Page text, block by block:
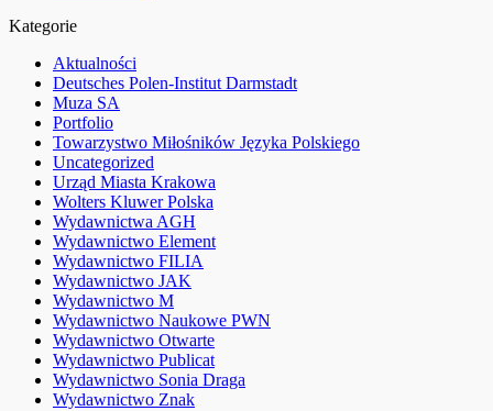
Kategorie
Aktualności
Deutsches Polen-Institut Darmstadt
Muza SA
Portfolio
Towarzystwo Miłośników Języka Polskiego
Uncategorized
Urząd Miasta Krakowa
Wolters Kluwer Polska
Wydawnictwa AGH
Wydawnictwo Element
Wydawnictwo FILIA
Wydawnictwo JAK
Wydawnictwo M
Wydawnictwo Naukowe PWN
Wydawnictwo Otwarte
Wydawnictwo Publicat
Wydawnictwo Sonia Draga
Wydawnictwo Znak